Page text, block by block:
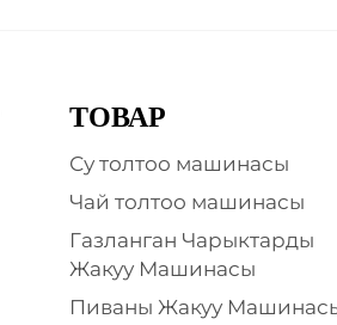
ТОВАР
Су толтоо машинасы
Чай толтоо машинасы
Газланган Чарыктарды
Жакуу Машинасы
Пиваны Жакуу